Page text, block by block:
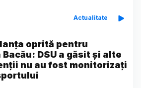
Actualitate
oprită pentru
DSU a găsit și alte
nu au fost monitorizați